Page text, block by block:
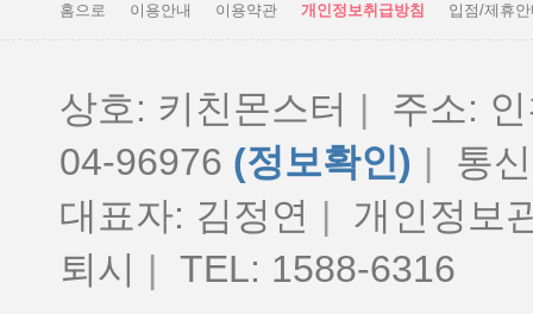
홈으로 이용안내 이용약관 개인정보취급방침 입점/제휴
상호: 키친몬스터 |
주소:
04-96976 (정보확인) |
통
대표자: 김정연 |
개인정보
퇴시
| TEL: 1588-6316